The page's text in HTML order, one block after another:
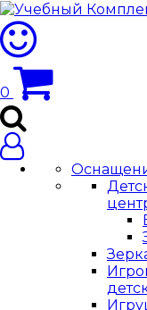
0